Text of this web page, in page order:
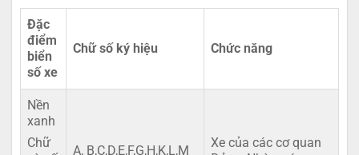
Đặc
điểm
biển
số xe
Chữ số ký hiệu Chức năng
Nền
xanh
Chữ
A, B,C,D,E,F,G,H,K,L,M
Xe của các cơ quan